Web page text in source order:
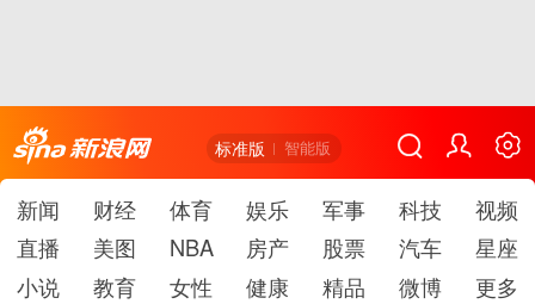
标准版 智能版
新闻 财经 体育 娱乐 军事 科技
视频
直播
美图 NBA 房产 股票 汽车
星座
小说
教育 女性 健康 精品 微博 更多